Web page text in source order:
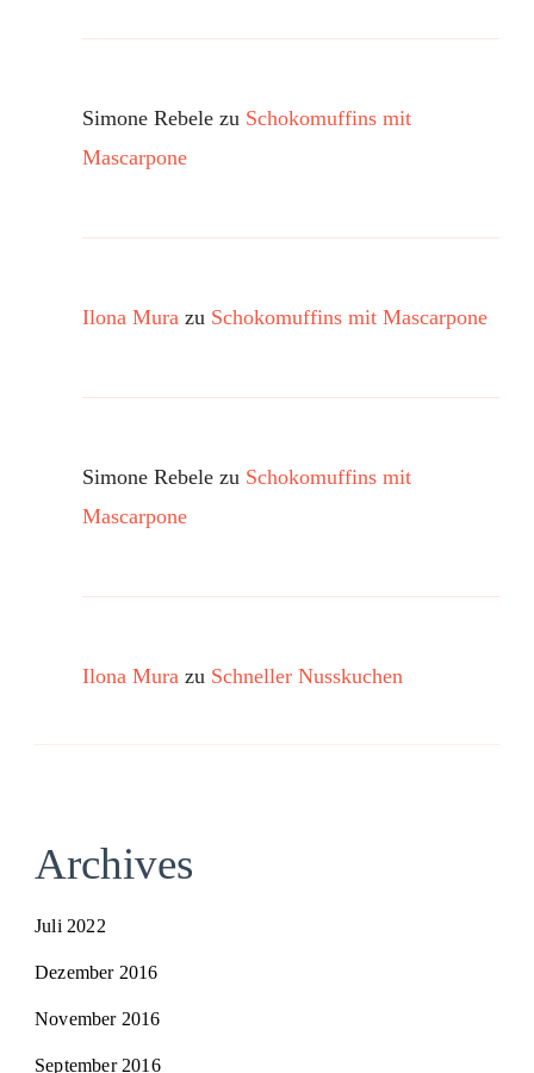
Simone Rebele zu Schokomuffins mit
Mascarpone
Ilona Mura zu Schokomuffins mit Mascarpone
Simone Rebele zu Schokomuffins mit
Mascarpone
Ilona Mura zu Schneller Nusskuchen
Archives
Juli 2022
Dezember 2016
November 2016
September 2016